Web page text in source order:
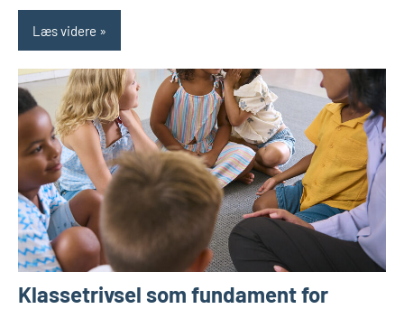
Læs videre
Klassetrivsel som fundament for